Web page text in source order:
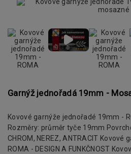
Garnýž jednořadá 19mm -
Kovové garnýže jednořadé 19mm -
Rozměry: průměr tyče 19mm
CHROM, NEREZ, ANTRACIT
ROMA - DESIGN A FUNKČNOST